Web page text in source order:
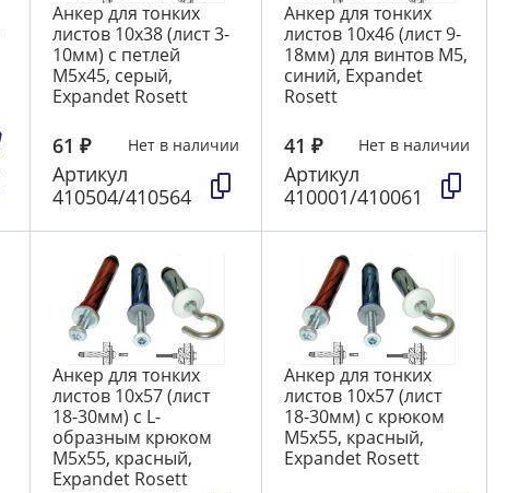
Анкер для тонких
листов 10х38 (лист 3-
10мм) с петлей
М5х45, серый,
Expandet Rosett
61₽ Нет в наличии
Артикул
410504/410564
Анкер для тонких
листов 10х46 (лист 9-
18мм) для винтов М5,
синий, Expandet
Rosett
41 ₽ Нет в наличии
Артикул
410001/410061
Анкер для тонких
листов 10х57 (лист
18-30мм) с L-
образным крюком
М5х55, красный,
Expandet Rosett
Анкер для тонких
листов 10х57 (лист
18-30мм) с крюком
М5х55, красный,
Expandet Rosett